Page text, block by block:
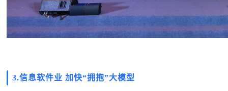
3.信息软件业 加快“拥抱”大模型